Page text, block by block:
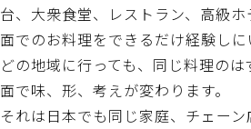
台、大衆食堂、レストラン、高級
面でのお料理をできるだけ経験しに
どの地域に行っても、同じ料理の
面で味、形、考えが変わります。
それは日本でも同じ家庭、チェー